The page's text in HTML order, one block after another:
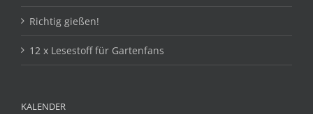
Richtig gießen!
12 x Lesestoff für Gartenfans
KALENDER